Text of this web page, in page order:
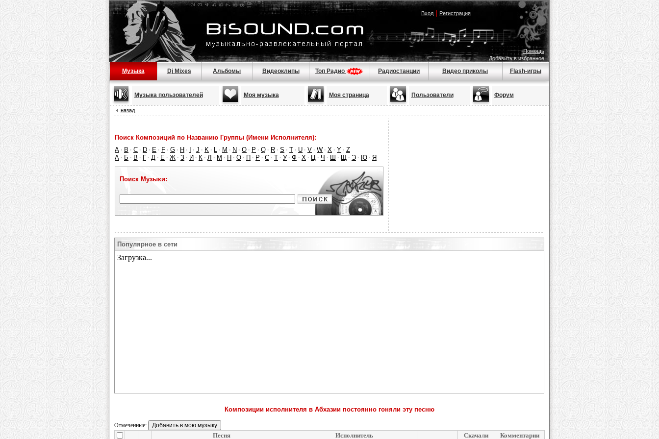
Вход| Регистрация
Помощь
Добавить в избранное
Музыка Dj Mixes Альбомы Видеоклипы Топ Радио Радиостанции Видео приколы Flash-игры
Музыка пользователей Моя музыка Моя страница Пользователи Форум
назад
Поиск Композиций по Названию Группы (Имени Исполнителя):
A · B · C · D · E · F · G · H · · J · K · L · M · N · O · P · Q · R · S · T · U · V · W · X · Y · Z
А · Б · В · Г · Д · Е · Ж · З · И · К · Л · М · Н · О · П · Р · С · Т · У · Ф · Х · Ц · Ч · Ш · Щ · Э · Ю · Я
Поиск Музыки:
Популярное в сети
Композиции исполнителя в Абхазии постоянно гоняли эту песню
Отмеченные:
Песня Исполнитель Скачали Комментарии